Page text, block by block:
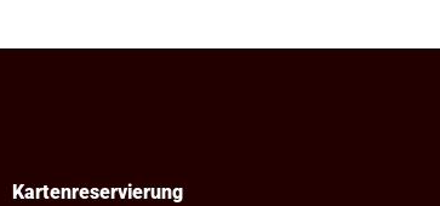
Kartenreservierung